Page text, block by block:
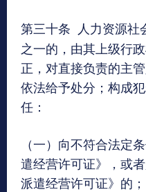
第三十条 人力资源社
之一的，由其上级行
正，对直接负责的主
依法给予处分；构成
任：
（一）向不符合法定
遣经营许可证》，或
派遣经营许可证》的；